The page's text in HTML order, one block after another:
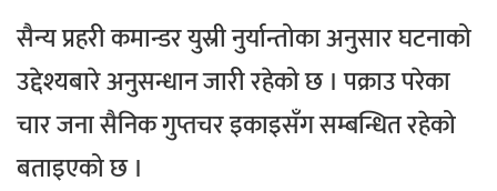
सैन्य प्रहरी कमान्डर युस्री नुर्यान्तोका अनुसार घटनाको
उद्देश्यबारे अनुसन्धान जारी रहेको छ । पक्राउ परेका
चार जना सैनिक गुप्तचर इकाइसँग सम्बन्धित रहेको
बताइएको छ ।